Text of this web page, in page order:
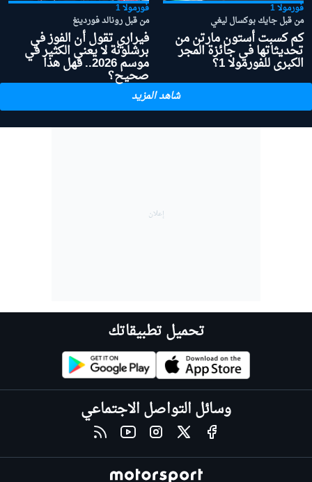
فورمولا 1
من قبل جايك بوكسال ليغي
كم كسبت أستون مارتن من
تحديثاتها في جائزة المجر
الكبرى للفورمولا 1؟
فورمولا 1
من قبل رونالد فوردينغ
فيراري تقول أن الفوز في
برشلونة لا يعني الكثير في
موسم 2026.. فهل هذا
صحيح؟
شاهد المزيد
تحميل تطبيقاتك
وسائل التواصل الاجتماعي